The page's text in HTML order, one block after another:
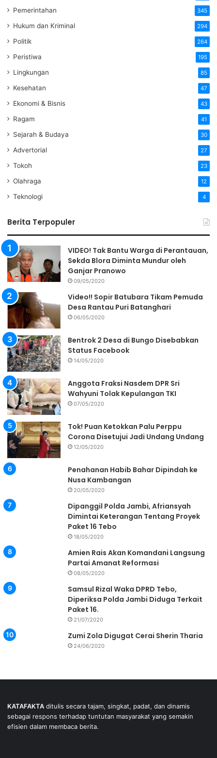
Pemerintahan 345
Hukum dan Kriminal 294
Politik 264
Peristiwa 195
Lingkungan 85
Kesehatan 47
Ekonomi & Bisnis 43
Ragam 41
Sejarah & Budaya 30
Advertorial 27
Tokoh 23
Olahraga 12
Teknologi 4
Berita Terpopuler
VIDEO! Tak Bantu Warga di Perantauan,
Sekda Blora Diminta Mundur oleh
Ganjar Pranowo
09/05/2020
Video!! Sopir Batubara Tikam Pemuda
Desa Rantau Puri Batanghari
06/05/2020
Bentrok 2 Desa di Bungo Disebabkan
Status Facebook
14/05/2020
Anggota Fraksi Nasdem DPR Sri
Wahyuni Tolak Kepulangan TKI
07/05/2020
Tok! Puan Ketokkan Palu Perppu
Corona Disetujui Jadi Undang Undang
12/05/2020
Penahanan Habib Bahar Dipindah ke
Nusa Kambangan
20/05/2020
Dipanggil Polda Jambi, Afriansyah
Dimintai Keterangan Tentang Proyek
Paket 16 Tebo
18/05/2020
Amien Rais Akan Komandani Langsung
Partai Amanat Reformasi
08/05/2020
Samsul Rizal Waka DPRD Tebo,
Diperiksa Polda Jambi Diduga Terkait
Paket 16.
21/07/2020
Zumi Zola Digugat Cerai Sherin Tharia
24/06/2020
KATAFAKTA ditulis secara tajam, singkat, padat, dan dinamis
sebagai respons terhadap tuntutan masyarakat yang semakin
efisien dalam membaca berita.